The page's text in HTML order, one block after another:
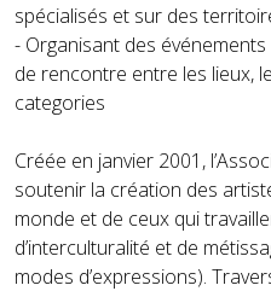
spécialisés et sur des
- Organisant des
de rencontre entre les lieux,
categories
Créée en janvier 2001,
soutenir la création des
monde et de ceux qui
d’interculturalité et de
modes d’expressions).